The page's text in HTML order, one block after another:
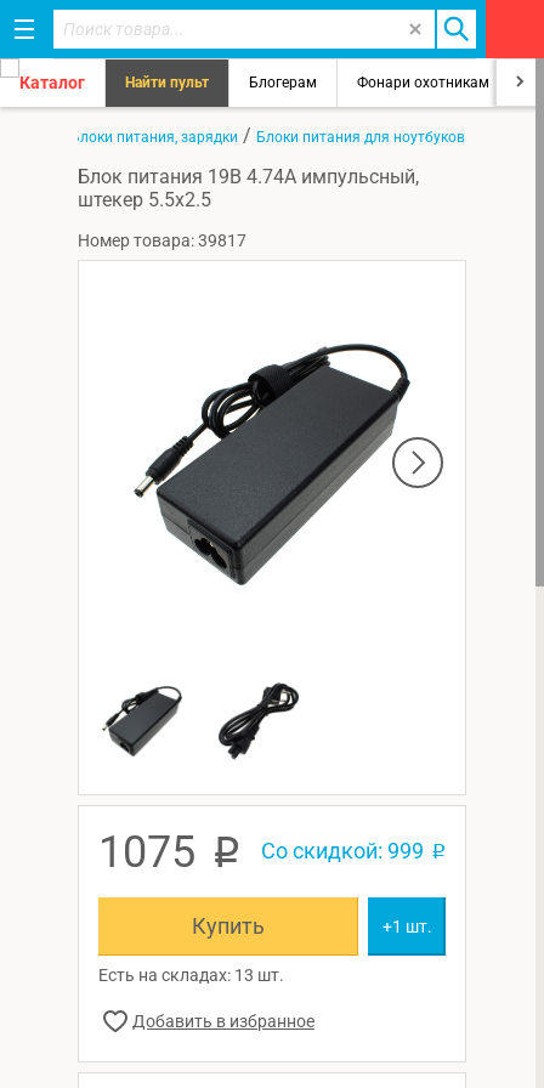
Каталог Найти пульт Блогерам Фонари охотникам
Блоки питания, зарядки / Блоки питания для ноутбуков и
Блок питания 19В 4.74А импульсный,
штекер 5.5х2.5
Номер товара: 39817
1075 p Со скидкой: 999 p
Купить +1 шт.
Есть на складах: 13 шт.